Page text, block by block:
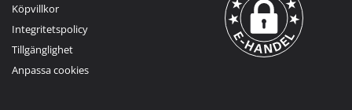
Köpvillkor
Integritetspolicy
Tillgänglighet
Anpassa cookies